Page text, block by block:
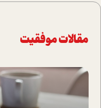
مقالات موفقیت